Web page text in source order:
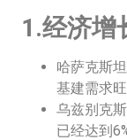
1.经济增
哈萨克斯
基建需求旺
乌兹别克
已经达到